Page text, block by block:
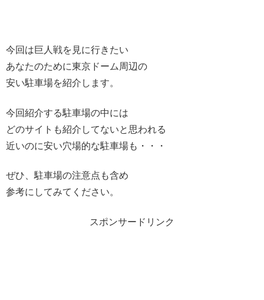
今回は巨人戦を見に行きたい
あなたのために東京ドーム周辺の
安い駐車場を紹介します。
今回紹介する駐車場の中には
どのサイトも紹介してないと思われる
近いのに安い穴場的な駐車場も・・・
ぜひ、駐車場の注意点も含め
参考にしてみてください。
スポンサードリンク